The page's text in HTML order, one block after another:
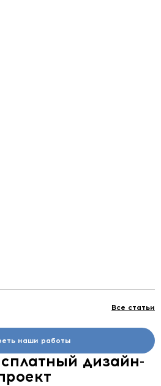
Все статьи
наши работы
дизайн-